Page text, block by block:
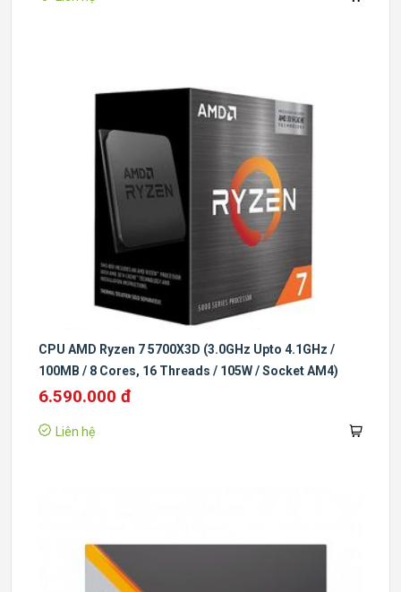
CPU AMD Ryzen 7 5700X3D (3.0GHz Upto 4.1GHz /
100MB / 8 Cores, 16 Threads / 105W / Socket AM4)
6.590.000 đ
Liên hệ